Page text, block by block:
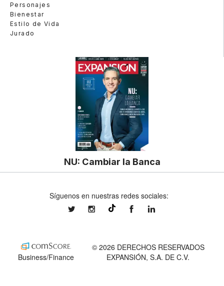
Personajes
Bienestar
Estilo de Vida
Jurado
NU: Cambiar la Banca
Síguenos en nuestras redes sociales:
expansionmxexpansionmx ExpansionMex
Business/Finance
© 2026 DERECHOS RESERVADOS
EXPANSIÓN, S.A. DE C.V.